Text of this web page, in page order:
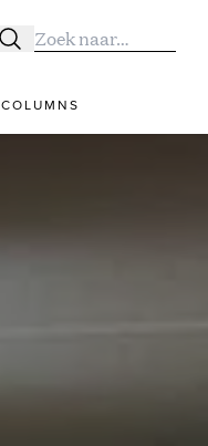
Zoeken
Zoek naar:
COLUMNS